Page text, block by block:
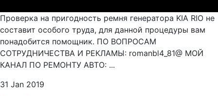
Проверка на пригодность ремня генератора KIA RIO не
составит особого труда, для данной процедуры вам
понадобится помощник. ПО ВОПРОСАМ
СОТРУДНИЧЕСТВА И РЕКЛАМЫ: romanbl4_81@ МОЙ
КАНАЛ ПО РЕМОНТУ АВТО: ...
31 Jan 2019